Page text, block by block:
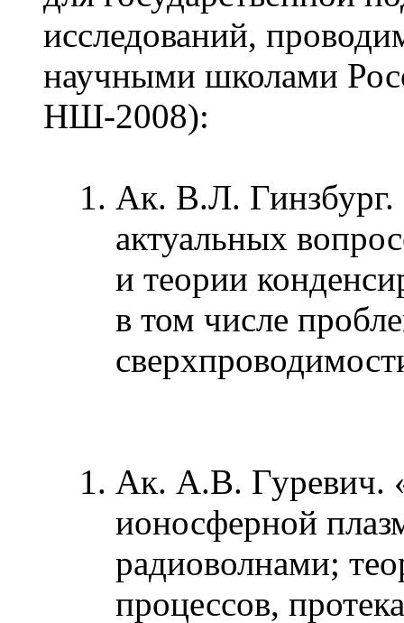
исследований,
научными школами
НШ-2008):
Ак. В.Л. Гинзбург.
актуальных
и теории
в том числе
Ак. А.В. Гуревич.
ионосферной
радиоволнами;
процессов,